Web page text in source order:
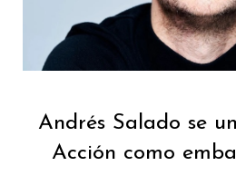
Andrés Salado se
Acción como